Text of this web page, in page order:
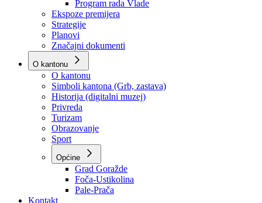
Vlada
Poslovnik
Program rada Vlade
Ekspoze premijera
Strategije
Planovi
Značajni dokumenti
O kantonu
O kantonu
Simboli kantona (Grb, zastava)
Historija (digitalni muzej)
Privreda
Turizam
Obrazovanje
Sport
Općine